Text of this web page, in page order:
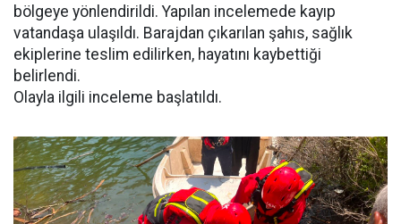
bölgeye yönlendirildi. Yapılan incelemede kayıp
vatandaşa ulaşıldı. Barajdan çıkarılan şahıs, sağlık
ekiplerine teslim edilirken, hayatını kaybettiği
belirlendi.
Olayla ilgili inceleme başlatıldı.